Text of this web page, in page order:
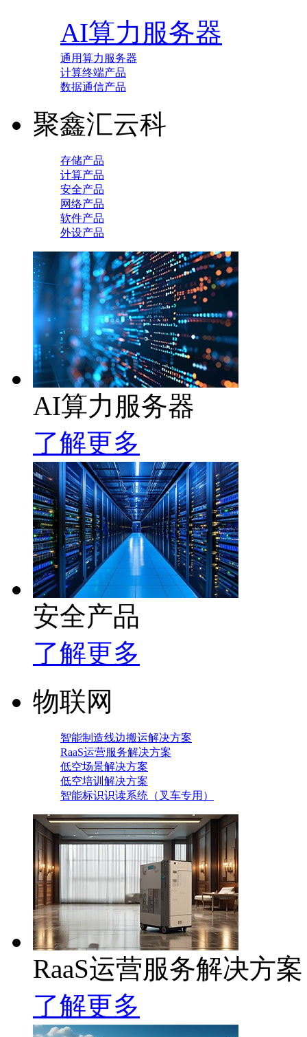
AI算力服务器
通用算力服务器
计算终端产品
数据通信产品
聚鑫汇云科
存储产品
计算产品
安全产品
网络产品
软件产品
外设产品
AI算力服务器
了解更多
安全产品
了解更多
物联网
智能制造线边搬运解决方案
RaaS运营服务解决方案
低空场景解决方案
低空培训解决方案
智能标识识读系统（叉车专用）
RaaS运营服务解决方案
了解更多